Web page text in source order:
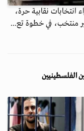
نقابية حرة،
منتخب، في خطوة تع...